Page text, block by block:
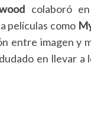
colaboró
películas como
entre imagen y
en llevar a